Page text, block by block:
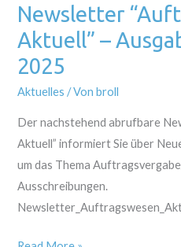
Newsletter
Aktuell” –
2025
Aktuelles / Vonbroll
Der nachstehend abrufbare
Aktuell” informiert Sie über
um das Thema
Ausschreibungen.
Newsletter
“Auftragswesen
–
Ausgabe
September
2025